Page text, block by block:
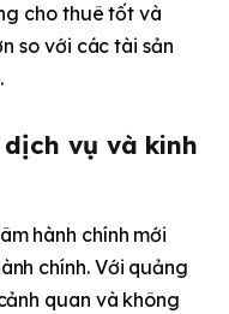
cho thuê tốt và
so với các tài sản
vụ và kinh
hành chính mới
chính. Với quảng
quan và không